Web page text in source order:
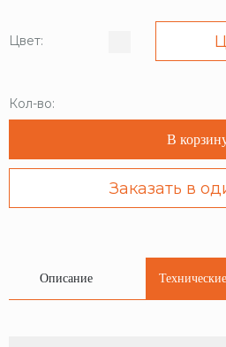
Цвет:
Кол-во:
В
Заказать в
Описание